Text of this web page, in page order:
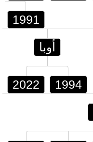
1991
أوبا
2022 1994